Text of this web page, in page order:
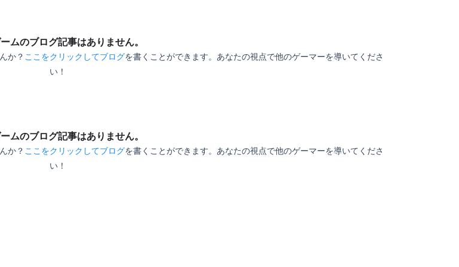
ムのブログ記事はありません。
か？ ここをクリックしてブログを書くことができます。あなたの視点で他のゲーマーを導いてくださ
い！
ムのブログ記事はありません。
か？ ここをクリックしてブログを書くことができます。あなたの視点で他のゲーマーを導いてくださ
い！